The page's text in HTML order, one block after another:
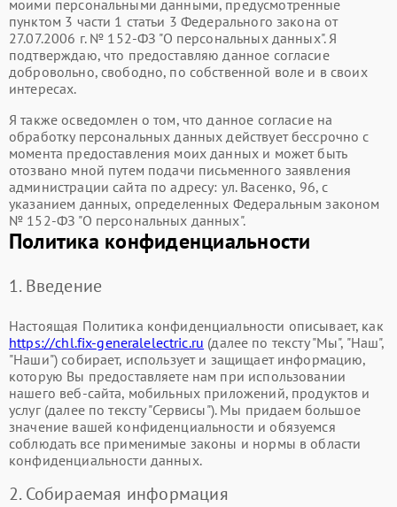
моими персональными данными, предусмотренные
пунктом 3 части 1 статьи 3 Федерального закона от
27.07.2006 г. № 152-ФЗ "О персональных данных". Я
подтверждаю, что предоставляю данное согласие
добровольно, свободно, по собственной воле и в своих
интересах.
Я также осведомлен о том, что данное согласие на
обработку персональных данных действует бессрочно с
момента предоставления моих данных и может быть
отозвано мной путем подачи письменного заявления
администрации сайта по адресу: ул. Васенко, 96, с
указанием данных, определенных Федеральным законом
№ 152-ФЗ "О персональных данных".
Политика конфиденциальности
1. Введение
Настоящая Политика конфиденциальности описывает, как
https://chl.fix-generalelectric.ru (далее по тексту "Мы", "Наш",
"Наши") собирает, использует и защищает информацию,
которую Вы предоставляете нам при использовании
нашего веб-сайта, мобильных приложений, продуктов и
услуг (далее по тексту "Сервисы"). Мы придаем большое
значение вашей конфиденциальности и обязуемся
соблюдать все применимые законы и нормы в области
конфиденциальности данных.
2. Собираемая информация